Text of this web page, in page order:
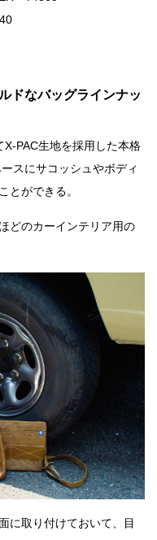
ドなバッグラインナッ
PAC生地を採用した本格
スにサコッシュやボディ
とができる。
どのカーインテリア用の
に取り付けておいて、目